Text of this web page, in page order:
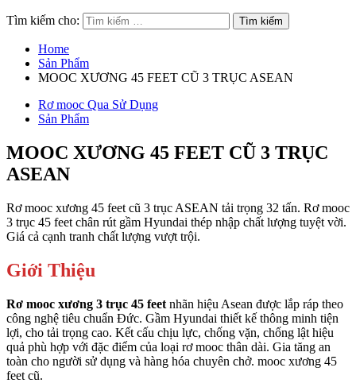
Tìm kiếm cho:
Home
Sản Phẩm
MOOC XƯƠNG 45 FEET CŨ 3 TRỤC ASEAN
Rơ mooc Qua Sử Dụng
Sản Phẩm
MOOC XƯƠNG 45 FEET CŨ 3 TRỤC
ASEAN
Rơ mooc xương 45 feet cũ 3 trục ASEAN tải trọng 32 tấn. Rơ mooc
3 trục 45 feet chân rút gầm Hyundai thép nhập chất lượng tuyệt vời.
Giá cả cạnh tranh chất lượng vượt trội.
Giới Thiệu
Rơ mooc xương 3 trục 45 feet nhãn hiệu Asean được lắp ráp theo
công nghệ tiêu chuẩn Đức. Gầm Hyundai thiết kế thông minh tiện
lợi, cho tải trọng cao. Kết cấu chịu lực, chống vặn, chống lật hiệu
quả phù hợp với đặc điểm của loại rơ mooc thân dài. Gia tăng an
toàn cho người sử dụng và hàng hóa chuyên chở. mooc xương 45
feet cũ.